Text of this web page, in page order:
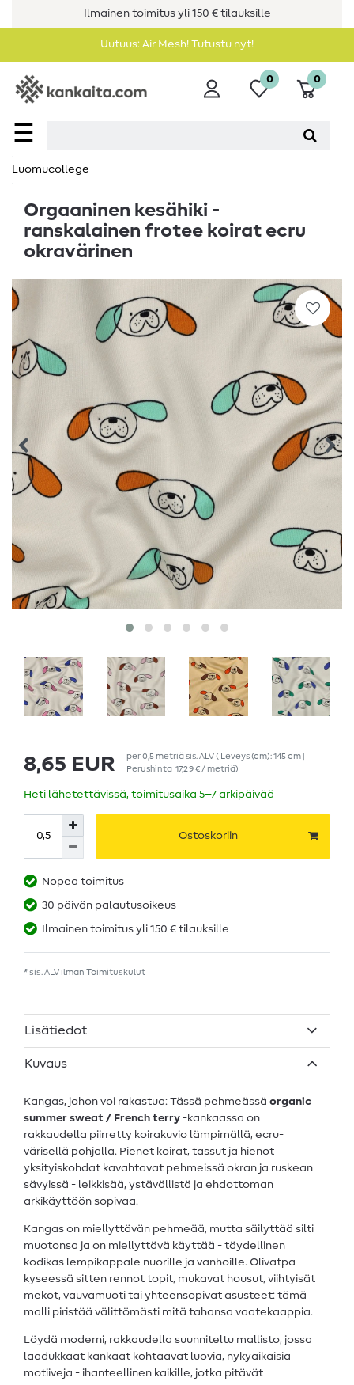
Ilmainen toimitus yli 150 € tilauksille
Uutuus: Air Mesh! Tutustu nyt!
☰
0 0
Luomucollege
Orgaaninen kesähiki -
ranskalainen frotee koirat ecru
okravärinen
8,65 EUR per0,5 metriäsis. ALV( Leveys (cm): 145 cm |
Perushinta 17,29 € / metriä)
Heti lähetettävissä, toimitusaika 5–7 arkipäivää
Ostoskoriin
Nopea toimitus
30 päivän palautusoikeus
Ilmainen toimitus yli 150 € tilauksille
* sis. ALV ilman Toimituskulut
Lisätiedot
Kuvaus
Kangas, johon voi rakastua: Tässä pehmeässä organic
summer sweat / French terry -kankaassa on
rakkaudella piirretty koirakuvio lämpimällä, ecru-
värisellä pohjalla. Pienet koirat, tassut ja hienot
yksityiskohdat kavahtavat pehmeissä okran ja ruskean
sävyissä - leikkisää, ystävällistä ja ehdottoman
arkikäyttöön sopivaa.
Kangas on miellyttävän pehmeää, mutta säilyttää silti
muotonsa ja on miellyttävä käyttää - täydellinen
kodikas lempikappale nuorille ja vanhoille. Olivatpa
kyseessä sitten rennot topit, mukavat housut, viihtyisät
mekot, vauvamuoti tai yhteensopivat asusteet: tämä
malli piristää välittömästi mitä tahansa vaatekaappia.
Löydä moderni, rakkaudella suunniteltu mallisto, jossa
laadukkaat kankaat kohtaavat luovia, nykyaikaisia
motiiveja - ihanteellinen kaikille, jotka pitävät